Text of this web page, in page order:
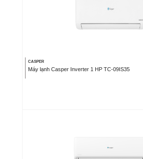
CASPER
Máy lạnh Casper Inverter 1 HP TC-09IS35